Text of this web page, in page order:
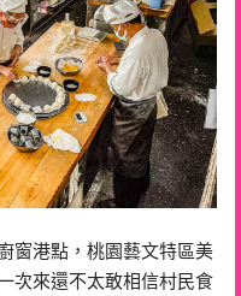
窗港點，桃園藝文特區美
次來還不太敢相信村民食